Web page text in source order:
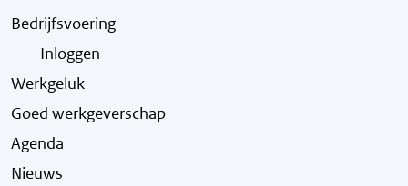
Bedrijfsvoering
Inloggen
Werkgeluk
Goed werkgeverschap
Agenda
Nieuws